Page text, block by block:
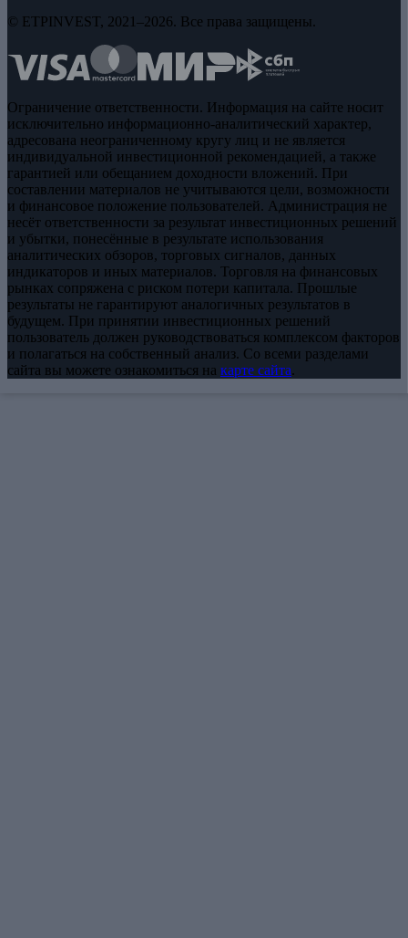
© ETPINVEST, 2021–2026. Все права защищены.
Ограничение ответственности. Информация на сайте носит
исключительно информационно-аналитический характер,
адресована неограниченному кругу лиц и не является
индивидуальной инвестиционной рекомендацией, а также
гарантией или обещанием доходности вложений. При
составлении материалов не учитываются цели, возможности
и финансовое положение пользователей. Администрация не
несёт ответственности за результат инвестиционных решений
и убытки, понесённые в результате использования
аналитических обзоров, торговых сигналов, данных
индикаторов и иных материалов. Торговля на финансовых
рынках сопряжена с риском потери капитала. Прошлые
результаты не гарантируют аналогичных результатов в
будущем. При принятии инвестиционных решений
пользователь должен руководствоваться комплексом факторов
и полагаться на собственный анализ. Со всеми разделами
сайта вы можете ознакомиться на карте сайта.